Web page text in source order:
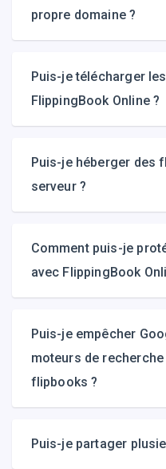
propre domaine ?
Puis-je télécharger
FlippingBook Online ?
Puis-je héberger des
serveur ?
Comment puis-je
avec FlippingBook
Puis-je empêcher
moteurs de
flipbooks ?
Puis-je partager